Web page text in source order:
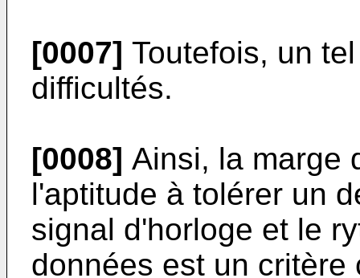
[0007] Toutefois, un
difficultés.
[0008] Ainsi, la marge
l'aptitude à tolérer un
signal d'horloge et le
données est un